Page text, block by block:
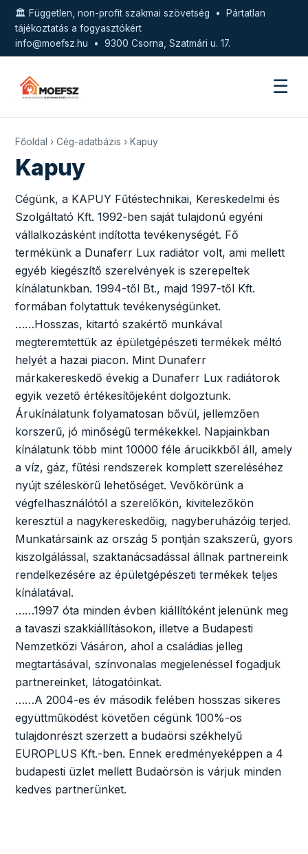
🏛️ Független, non-profit szakmai szövetség • Pártatlan
tájékoztatás a fogyasztókért
info@moefsz.hu • 9300 Csorna, Szatmári u. 17.
☰
Főoldal › Cég-adatbázis › Kapuy
Kapuy
Cégünk, a KAPUY Fűtéstechnikai, Kereskedelmi és
Szolgáltató Kft. 1992-ben saját tulajdonú egyéni
vállalkozásként indította tevékenységét. Fő
termékünk a Dunaferr Lux radiátor volt, ami mellett
egyéb kiegészítő szerelvények is szerepeltek
kínálatunkban. 1994-től Bt., majd 1997-től Kft.
formában folytattuk tevékenységünket.
……Hosszas, kitartó szakértő munkával
megteremtettük az épületgépészeti termékek méltó
helyét a hazai piacon. Mint Dunaferr
márkakereskedő évekig a Dunaferr Lux radiátorok
egyik vezető értékesítőjeként dolgoztunk.
Árukínálatunk folyamatosan bővül, jellemzően
korszerű, jó minőségű termékekkel. Napjainkban
kínálatunk több mint 10000 féle árucikkből áll, amely
a víz, gáz, fűtési rendszerek komplett szereléséhez
nyújt széleskörű lehetőséget. Vevőkörünk a
végfelhasználótól a szerelőkön, kivitelezőkön
keresztül a nagykereskedőig, nagyberuházóig terjed.
Munkatársaink az ország 5 pontján szakszerű, gyors
kiszolgálással, szaktanácsadással állnak partnereink
rendelkezésére az épületgépészeti termékek teljes
kínálatával.
……1997 óta minden évben kiállítóként jelenünk meg
a tavaszi szakkiállításokon, illetve a Budapesti
Nemzetközi Vásáron, ahol a családias jelleg
megtartásával, színvonalas megjelenéssel fogadjuk
partnereinket, látogatóinkat.
……A 2004-es év második felében hosszas sikeres
együttműködést követően cégünk 100%-os
tulajdonrészt szerzett a budaörsi székhelyű
EUROPLUS Kft.-ben. Ennek eredményeképpen a 4
budapesti üzlet mellett Budaörsön is várjuk minden
kedves partnerünket.